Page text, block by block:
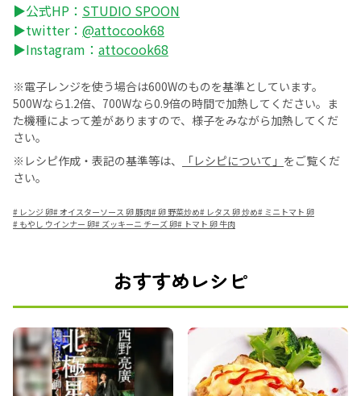
▶公式HP： STUDIO SPOON
▶twitter： @attocook68
▶Instagram： attocook68
※電子レンジを使う場合は600Wのものを基準としています。
500Wなら1.2倍、700Wなら0.9倍の時間で加熱してください。ま
た機種によって差がありますので、様子をみながら加熱してくだ
さい。
※レシピ作成・表記の基準等は、
「レシピについて」 をご覧くだ
さい。
# レンジ 卵#オイスターソース 卵 豚肉#卵 野菜炒め# レタス 卵 炒め# ミニトマト 卵
# もやし ウインナー 卵# ズッキーニ チーズ 卵# トマト 卵 牛肉
おすすめレシピ